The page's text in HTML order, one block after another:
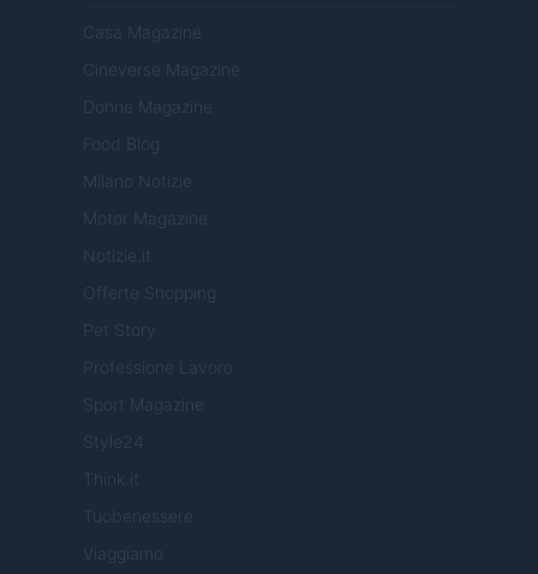
Casa Magazine
Cineverse Magazine
Donne Magazine
Food Blog
Milano Notizie
Motor Magazine
Notizie.it
Offerte Shopping
Pet Story
Professione Lavoro
Sport Magazine
Style24
Think.it
Tuobenessere
Viaggiamo